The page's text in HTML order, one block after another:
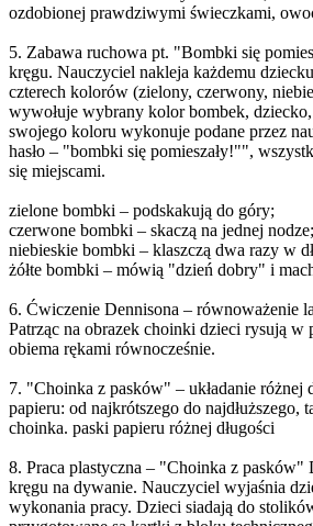
ozdobionej prawdziwymi świeczkami,
5. Zabawa ruchowa pt. "Bombki się
kręgu. Nauczyciel nakleja każdemu
czterech kolorów (zielony, czerwony,
wywołuje wybrany kolor bombek, dziecko,
swojego koloru wykonuje podane przez
hasło – "bombki się pomieszały!"",
się miejscami.
zielone bombki – podskakują do góry;
czerwone bombki – skaczą na jednej nodze;
niebieskie bombki – klaszczą dwa razy w
żółte bombki – mówią "dzień dobry" i
6. Ćwiczenie Dennisona – równoważenie
Patrząc na obrazek choinki dzieci rysują
obiema rękami równocześnie.
7. "Choinka z pasków" – układanie różnej
papieru: od najkrótszego do najdłuższego,
choinka. paski papieru różnej długości
8. Praca plastyczna – "Choinka z pasków"
kręgu na dywanie. Nauczyciel wyjaśnia
wykonania pracy. Dzieci siadają do